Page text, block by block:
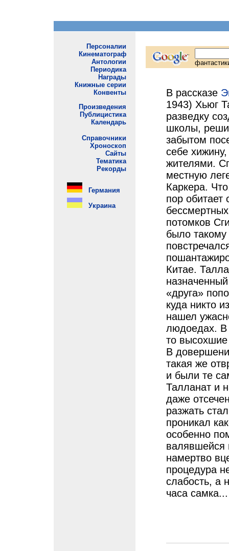
В рассказе
1943) Хьюг
разведку
школы,
забытом
себе
жителями.
местную
Каркера.
пор
потомков
было такому
Китае.
«друга»
куда никто
нашел
людоедах. В
то
В
такая же
и были те
Талланат и
даже
разжать
проникал
особенно
валявшейся
намертво
процедура
слабость, а
часа самка...